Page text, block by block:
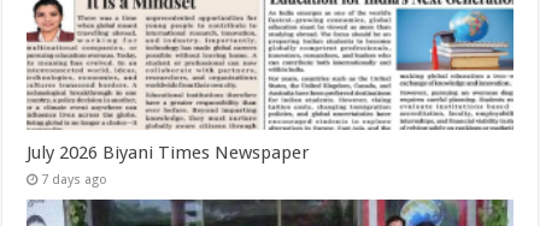
July 2026 Biyani Times Newspaper
7 days ago